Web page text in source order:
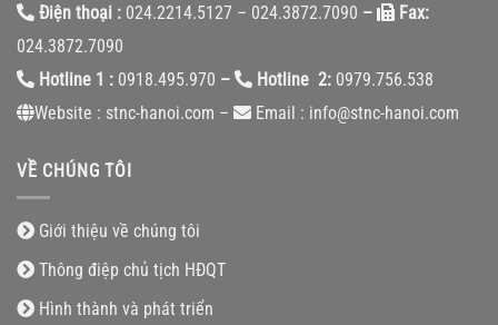
Điện thoại : 024.2214.5127 – 024.3872.7090 –
Fax:
024.3872.7090
Hotline 1 : 0918.495.970 – Hotline 2: 0979.756.538
Website : stnc-hanoi.com –
Email : info@stnc-hanoi.com
VỀ CHÚNG TÔI
Giới thiệu về chúng tôi
Thông điệp chủ tịch HĐQT
Hình thành và phát triển